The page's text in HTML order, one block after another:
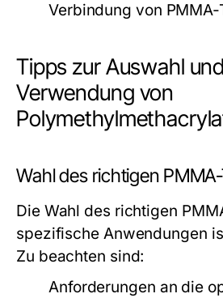
Verbindung von PMMA-
Tipps zur Auswahl und
Verwendung von
Wahl des richtigen
Die Wahl des richtigen
spezifische Anwendungen
Zu beachten sind:
Anforderungen an die